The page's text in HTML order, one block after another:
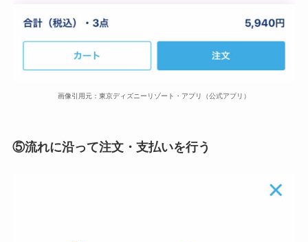
画像引用元：東京ディズニーリゾート・アプリ（公式アプリ）
⑤流れに沿って注文・支払いを行う